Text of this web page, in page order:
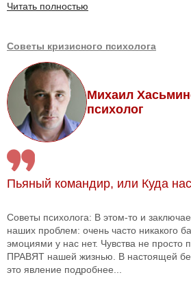
Читать полностью
Советы кризисного психолога
Михаил
психолог
Пьяный командир, или Куда
Советы психолога: В этом-то и
наших проблем: очень часто никакого
эмоциями у нас нет. Чувства не просто
ПРАВЯТ нашей жизнью. В настоящей
это явление подробнее...